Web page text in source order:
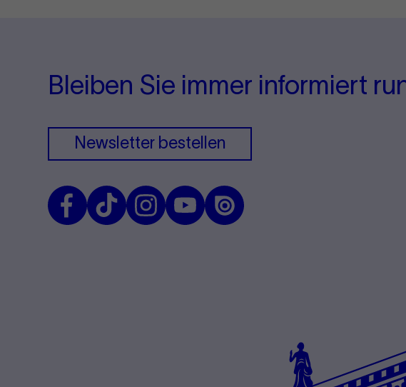
Bleiben Sie immer informiert
Newsletter bestellen
Facebook
TikTokInstagram
Youtube
Issuu